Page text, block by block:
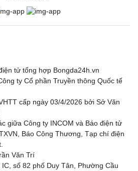
tử tổng hợp Bongda24h.vn
ty Cổ phần Truyền thông Quốc tế
cấp ngày 03/4/2026 bởi Sở Văn
giữa Công ty INCOM và Báo điện tử
Báo Công Thương, Tạp chí điện
Văn Trí
số 82 phố Duy Tân, Phường Cầu